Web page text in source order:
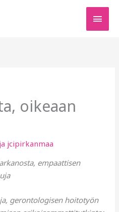
oikeaan
jcipirkanmaa
empaattisen
gerontologisen hoitotyön